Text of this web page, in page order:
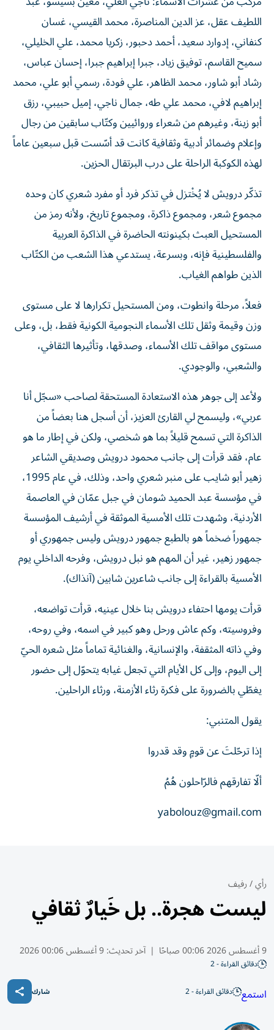
اللطيف عقل، عز الدين المناصرة، محمد القيسي، غسان
كنفاني، إدوارد سعيد، أحمد دحبور، زكريا محمد، علي الخليلي،
سميح القاسم، توفيق زياد، جبرا إبراهيم جبرا، إحسان عباس،
رشاد أبو شاور، محمد الظاهر، علي فودة، رسمي أبو علي، محمد
إبراهيم لافي، محمد علي طه، جمال ناجي، إميل حبيبي، رزق
أبو زينة، وغيرهم من شعراء وروائيين وكتّاب سابقين من رجال
وإعلام وضمائر أدبية وثقافية كانت قد أسّست قبل سبعين عاماً
لهذه الكوكبة الراحلة على درب البرتقال الحزين.
تذكّر درويش لا يُخْتزل في تذكر فرد أو مفرد شعري كان وحده
مجموع شعر، ومجموع ذاكرة، ومجموع تاريخ، ولأنه رمز من
المستحيل العبث بكينونته الحاضرة في الذاكرة العربية
والفلسطينية فإنه، وبسرعة، يستدعي هذا الشعب من الكتّاب
الذين طواهم الغياب.
فعلاً، مرحلة وانطوت، ومن المستحيل تكرارها لا على مستوى
وزن وقيمة وثقل تلك الأسماء النجومية الكونية فقط، بل، وعلى
مستوى مواقف تلك الأسماء، وصدقها، وتأثيرها الثقافي،
والشعبي، والوجودي.
ولأعد إلى جوهر هذه الاستعادة المستحقة لصاحب «سجّل أنا
عربي»، وليسمح لي القارئ العزيز، أن أسجل هنا بعضاً من
الذاكرة التي تسمح قليلاً بما هو شخصي، ولكن في إطار ما هو
عام، فقد قرأت إلى جانب محمود درويش وصديقي الشاعر
زهير أبو شايب على منبر شعري واحد، وذلك، في عام 1995،
في مؤسسة عبد الحميد شومان في جبل عمّان في العاصمة
الأردنية، وشهدت تلك الأمسية الموثقة في أرشيف المؤسسة
جمهوراً ضخماً هو بالطبع جمهور درويش وليس جمهوري أو
جمهور زهير، غير أن المهم هو نبل درويش، وفرحه الداخلي يوم
الأمسية بالقراءة إلى جانب شاعرين شابين (آنذاك).
قرأت يومها احتفاء درويش بنا خلال عينيه، قرأت تواضعه،
وفروسيته، وكم عاش ورحل وهو كبير في اسمه، وفي روحه،
وفي ذاته المثقفة، والإنسانية، والغنائية تماماً مثل شعره الحيّ
إلى اليوم، وإلى كل الأيام التي تجعل غيابه يتحوّل إلى حضور
يغطّي بالضرورة على فكرة رثاء الأزمنة، ورثاء الراحلين.
يقول المتنبي:
إذا ترحّلتَ عن قومٍ وقد قدروا
ألّا تفارقهم فالرّاحلون هُمُ
yabolouz@gmail.com
رأي/رفيف
ليست هجرة.. بل خَيارٌ ثقافي
9 أغسطس 2026 00:06 صباحًا | آخر تحديث:9 أغسطس 00:06 2026
دقائق القراءة - 2
استمع دقائق القراءة - 2 شارك